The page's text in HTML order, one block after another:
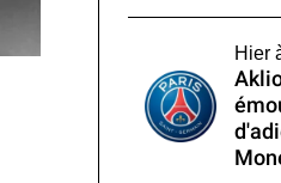
Hier